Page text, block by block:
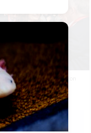
celebró en Sevilla, con